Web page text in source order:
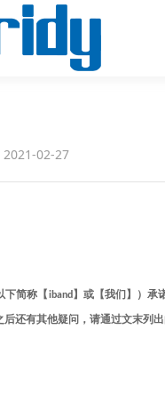
2021-02-27
下简称【iband】或【我们】）
还有其他疑问，请通过文末列出